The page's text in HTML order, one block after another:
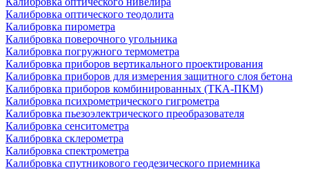
Калибровка оптического теодолита
Калибровка пирометра
Калибровка поверочного угольника
Калибровка погружного термометра
Калибровка приборов вертикального проектирования
Калибровка приборов для измерения защитного слоя бетона
Калибровка приборов комбинированных (ТКА-ПКМ)
Калибровка психрометрического гигрометра
Калибровка пьезоэлектрического преобразователя
Калибровка сенситометра
Калибровка склерометра
Калибровка спектрометра
Калибровка спутникового геодезического приемника